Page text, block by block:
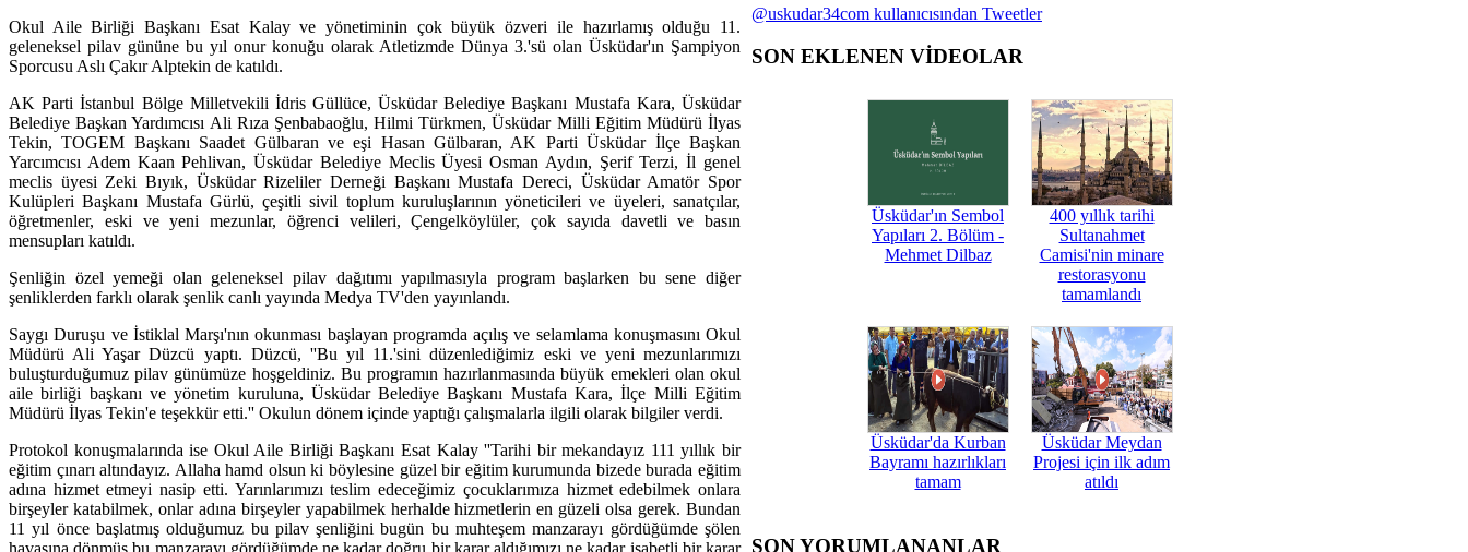
Okul Aile Birliği Başkanı Esat Kalay ve yönetiminin çok büyük özveri ile hazırlamış olduğu 11.
geleneksel pilav gününe bu yıl onur konuğu olarak Atletizmde Dünya 3.'sü olan Üsküdar'ın Şampiyon
Sporcusu Aslı Çakır Alptekin de katıldı.
AK Parti İstanbul Bölge Milletvekili İdris Güllüce, Üsküdar Belediye Başkanı Mustafa Kara, Üsküdar
Belediye Başkan Yardımcısı Ali Rıza Şenbabaoğlu, Hilmi Türkmen, Üsküdar Milli Eğitim Müdürü İlyas
Tekin, TOGEM Başkanı Saadet Gülbaran ve eşi Hasan Gülbaran, AK Parti Üsküdar İlçe Başkan
Yarcımcısı Adem Kaan Pehlivan, Üsküdar Belediye Meclis Üyesi Osman Aydın, Şerif Terzi, İl genel
meclis üyesi Zeki Bıyık, Üsküdar Rizeliler Derneği Başkanı Mustafa Dereci, Üsküdar Amatör Spor
Kulüpleri Başkanı Mustafa Gürlü, çeşitli sivil toplum kuruluşlarının yöneticileri ve üyeleri, sanatçılar,
öğretmenler, eski ve yeni mezunlar, öğrenci velileri, Çengelköylüler, çok sayıda davetli ve basın
mensupları katıldı.
Şenliğin özel yemeği olan geleneksel pilav dağıtımı yapılmasıyla program başlarken bu sene diğer
şenliklerden farklı olarak şenlik canlı yayında Medya TV'den yayınlandı.
Saygı Duruşu ve İstiklal Marşı'nın okunması başlayan programda açılış ve selamlama konuşmasını Okul
Müdürü Ali Yaşar Düzcü yaptı. Düzcü, ''Bu yıl 11.'sini düzenlediğimiz eski ve yeni mezunlarımızı
buluşturduğumuz pilav günümüze hoşgeldiniz. Bu programın hazırlanmasında büyük emekleri olan okul
aile birliği başkanı ve yönetim kuruluna, Üsküdar Belediye Başkanı Mustafa Kara, İlçe Milli Eğitim
Müdürü İlyas Tekin'e teşekkür etti.'' Okulun dönem içinde yaptığı çalışmalarla ilgili olarak bilgiler verdi.
Protokol konuşmalarında ise Okul Aile Birliği Başkanı Esat Kalay ''Tarihi bir mekandayız 111 yıllık bir
eğitim çınarı altındayız. Allaha hamd olsun ki böylesine güzel bir eğitim kurumunda bizede burada eğitim
adına hizmet etmeyi nasip etti. Yarınlarımızı teslim edeceğimiz çocuklarımıza hizmet edebilmek onlara
birşeyler katabilmek, onlar adına birşeyler yapabilmek herhalde hizmetlerin en güzeli olsa gerek. Bundan
11 yıl önce başlatmış olduğumuz bu pilav şenliğini bugün bu muhteşem manzarayı gördüğümde şölen
havasına dönmüş bu manzarayı gördüğümde ne kadar doğru bir karar aldığımızı ne kadar isabetli bir karar
@uskudar34com kullanıcısından Tweetler
SON EKLENEN VİDEOLAR
Üsküdar'ın Sembol
Yapıları 2. Bölüm -
Mehmet Dilbaz
400 yıllık tarihi
Sultanahmet
Camisi'nin minare
restorasyonu
tamamlandı
Üsküdar'da Kurban
Bayramı hazırlıkları
tamam
Üsküdar Meydan
Projesi için ilk adım
atıldı
SON YORUMLANANLAR